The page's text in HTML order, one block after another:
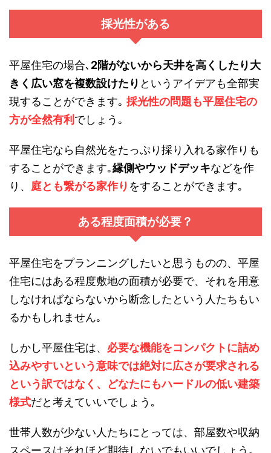
採光性がある
平屋住宅の場合､ 2階がないから天井を高くしたり大
きく広い窓を複数設けたり というアイデアも全部実
現することができます｡ 採光性の問題も平屋住宅の
方が全然有利 でしょう｡
平屋住宅なら自然光をたっぷり採り入れる家作りも
することができます｡縁側やウッドデッキなどを作
り、 庭とも繋がる家作り をすることができます｡
ある程度面積が必要？
平屋住宅をプランニングしたいと思うものの、平屋
住宅にはある程度敷地の面積が必要で、それを用意
しなければならないから断念したという人たちもい
るかもしれません｡
しかし平屋住宅は、 必要な機能をコンパクトに詰め
込みやすいという意味では絶対に広さが要求される
という訳ではなく、どなたにもハードルの低い建築
様式だと考えていいでしょう｡
世帯人数が少ない人たちにとっては、部屋数や収納
スペースはそれほど期待しないでもいいでしょう｡